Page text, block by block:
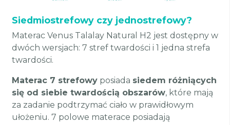
Siedmiostrefowy czy jednostrefowy?
Materac Venus Talalay Natural H2 jest dostępny w
dwóch wersjach: 7 stref twardości i 1 jedna strefa
twardości.
Materac 7 strefowy posiada siedem różniących
się od siebie twardością obszarów, które mają
za zadanie podtrzymać ciało w prawidłowym
ułożeniu. 7 polowe materace posiadają